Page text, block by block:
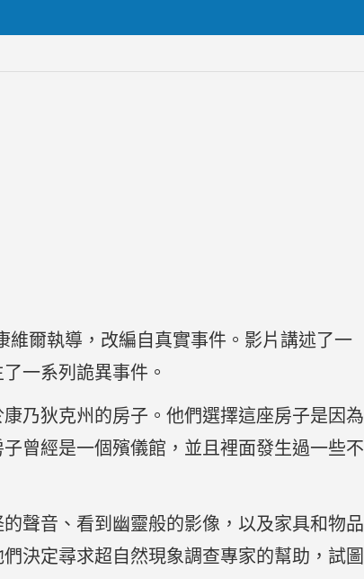
維爾執導，改編自真實事件。影片講述了一
一系列詭異事件。
乃狄克州的房子。他們選擇這座房子是因為
曾經是一個殯儀館，並且裡面發生過一些不
聲音、看到幽靈般的影像，以及家具和物品
決定尋求超自然現象調查專家的幫助，試圖